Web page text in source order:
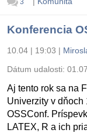
Konferencia
10.04 | 19:03 |
Dátum udalosti:
Aj tento rok sa na
Univerzity v
OSSConf.
LATEX, R a ich